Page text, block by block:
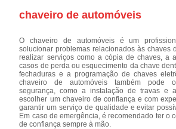
chaveiro de automóveis
O chaveiro de automóveis é um
solucionar problemas relacionados às chaves
realizar serviços como a cópia de chaves, a
casos de perda ou esquecimento da chave
fechaduras e a programação de chaves
chaveiro de automóveis também pode
segurança, como a instalação de travas e
escolher um chaveiro de confiança e com
garantir um serviço de qualidade e evitar
Em caso de emergência, é recomendado ter o
de confiança sempre à mão.